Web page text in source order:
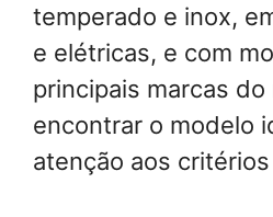
temperado e inox,
e elétricas, e com
principais marcas do
encontrar o modelo
atenção aos